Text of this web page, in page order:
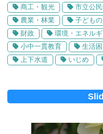
商工・観光
市立公
農業・林業
子ども
財政
環境・エネル
小中一貫教育
生活
上下水道
いじめ